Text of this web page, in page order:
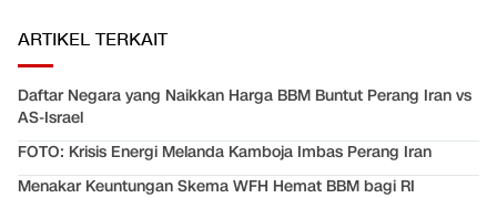
ARTIKEL TERKAIT
Daftar Negara yang Naikkan Harga BBM Buntut Perang Iran vs
AS-Israel
FOTO: Krisis Energi Melanda Kamboja Imbas Perang Iran
Menakar Keuntungan Skema WFH Hemat BBM bagi RI